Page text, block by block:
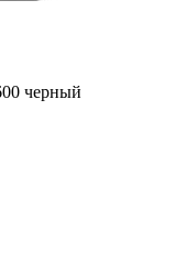
черный